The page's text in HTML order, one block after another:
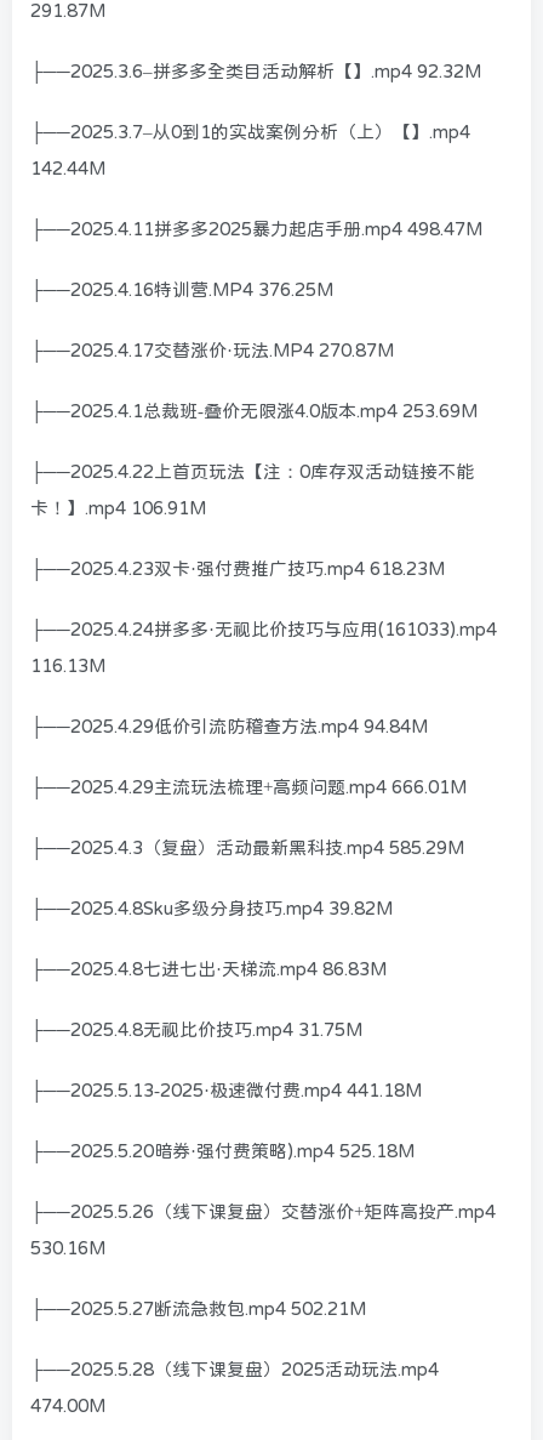
291.87M
├──2025.3.6–拼多多全类目活动解析【】.mp4 92.32M
├──2025.3.7–从0到1的实战案例分析（上）【】.mp4
142.44M
├──2025.4.11拼多多2025暴力起店手册.mp4 498.47M
├──2025.4.16特训营.MP4 376.25M
├──2025.4.17交替涨价·玩法.MP4 270.87M
├──2025.4.1总裁班-叠价无限涨4.0版本.mp4 253.69M
├──2025.4.22上首页玩法【注：0库存双活动链接不能
卡！】.mp4 106.91M
├──2025.4.23双卡·强付费推广技巧.mp4 618.23M
├──2025.4.24拼多多·无视比价技巧与应用(161033).mp4
116.13M
├──2025.4.29低价引流防稽查方法.mp4 94.84M
├──2025.4.29主流玩法梳理+高频问题.mp4 666.01M
├──2025.4.3（复盘）活动最新黑科技.mp4 585.29M
├──2025.4.8Sku多级分身技巧.mp4 39.82M
├──2025.4.8七进七出·天梯流.mp4 86.83M
├──2025.4.8无视比价技巧.mp4 31.75M
├──2025.5.13-2025·极速微付费.mp4 441.18M
├──2025.5.20暗券·强付费策略).mp4 525.18M
├──2025.5.26（线下课复盘）交替涨价+矩阵高投产.mp4
530.16M
├──2025.5.27断流急救包.mp4 502.21M
├──2025.5.28（线下课复盘）2025活动玩法.mp4
474.00M